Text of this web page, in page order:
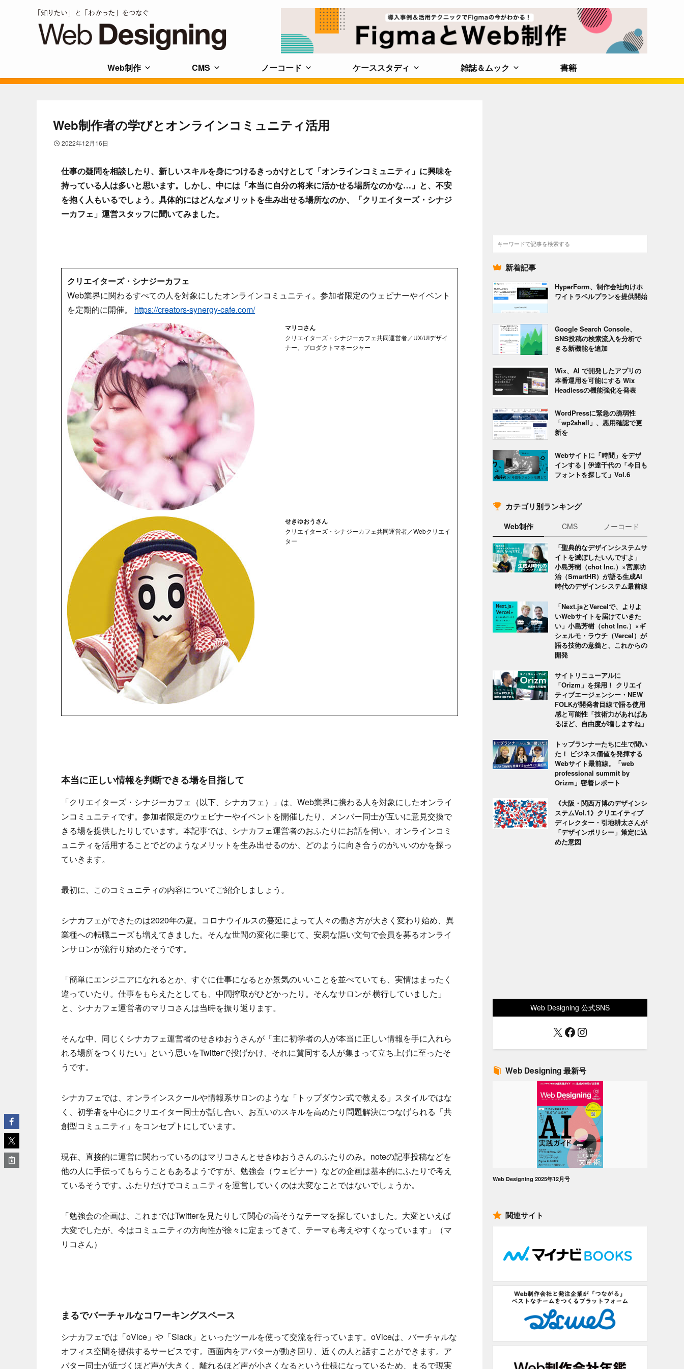
Web制作 CMS ノーコード ケーススタディ 雑誌＆ムック 書籍
Web制作者の学びとオンラインコミュニティ活用
2022年12月16日
仕事の疑問を相談したり、新しいスキルを身につけるきっかけとして「オンラインコミュニティ」に興味を
持っている人は多いと思います。しかし、中には「本当に自分の将来に活かせる場所なのかな…」と、不安
を抱く人もいるでしょう。具体的にはどんなメリットを生み出せる場所なのか、「クリエイターズ・シナジ
ーカフェ」運営スタッフに聞いてみました。
クリエイターズ・シナジーカフェ
Web業界に関わるすべての人を対象にしたオンラインコミュニティ。参加者限定のウェビナーやイベント
を定期的に開催。 https://creators-synergy-cafe.com/
マリコさん
クリエイターズ・シナジーカフェ共同運営者／UX/UIデザイ
ナー、プロダクトマネージャー
せきゆおうさん
クリエイターズ・シナジーカフェ共同運営者／Webクリエイ
ター
本当に正しい情報を判断できる場を目指して
「クリエイターズ・シナジーカフェ（以下、シナカフェ）」は、Web業界に携わる人を対象にしたオンライ
ンコミュニティです。参加者限定のウェビナーやイベントを開催したり、メンバー同士が互いに意見交換で
きる場を提供したりしています。本記事では、シナカフェ運営者のおふたりにお話を伺い、オンラインコミ
ュニティを活用することでどのようなメリットを生み出せるのか、どのように向き合うのがいいのかを探っ
ていきます。
最初に、このコミュニティの内容についてご紹介しましょう。
シナカフェができたのは2020年の夏。コロナウイルスの蔓延によって人々の働き方が大きく変わり始め、異
業種への転職ニーズも増えてきました。そんな世間の変化に乗じて、安易な謳い文句で会員を募るオンライ
ンサロンが流行り始めたそうです。
「簡単にエンジニアになれるとか、すぐに仕事になるとか景気のいいことを並べていても、実情はまったく
違っていたり。仕事をもらえたとしても、中間搾取がひどかったり。そんなサロンが 横行していました」
と、シナカフェ運営者のマリコさんは当時を振り返ります。
そんな中、同じくシナカフェ運営者のせきゆおうさんが「主に初学者の人が本当に正しい情報を手に入れら
れる場所をつくりたい」という思いをTwitterで投げかけ、それに賛同する人が集まって立ち上げに至ったそ
うです。
シナカフェでは、オンラインスクールや情報系サロンのような「トップダウン式で教える」スタイルではな
く、初学者を中心にクリエイター同士が話し合い、お互いのスキルを高めたり問題解決につなげられる「共
創型コミュニティ」をコンセプトにしています。
現在、直接的に運営に関わっているのはマリコさんとせきゆおうさんのふたりのみ。noteの記事投稿などを
他の人に手伝ってもらうこともあるようですが、勉強会（ウェビナー）などの企画は基本的にふたりで考え
ているそうです。ふたりだけでコミュニティを運営していくのは大変なことではないでしょうか。
「勉強会の企画は、これまではTwitterを見たりして関心の高そうなテーマを探していました。大変といえば
大変でしたが、今はコミュニティの方向性が徐々に定まってきて、テーマも考えやすくなっています」（マ
リコさん）
まるでバーチャルなコワーキングスペース
シナカフェでは「oVice」や「Slack」といったツールを使って交流を行っています。oViceは、バーチャルな
オフィス空間を提供するサービスです。画面内をアバターが動き回り、近くの人と話すことができます。ア
バター同士が近づくほど声が大きく、離れるほど声が小さくなるという仕様になっているため、まるで現実
検
索
新着記事
HyperForm、制作会社向けホ
ワイトラベルプランを提供開始
Google Search Console、
SNS投稿の検索流入を分析で
きる新機能を追加
Wix、AI で開発したアプリの
本番運用を可能にする Wix
Headlessの機能強化を発表
WordPressに緊急の脆弱性
「wp2shell」、悪用確認で更
新を
Webサイトに「時間」をデザ
インする｜伊達千代の「今日も
フォントを探して」Vol.6
カテゴリ別ランキング
Web制作 CMS ノーコード
「聖典的なデザインシステムサ
イトを滅ぼしたいんですよ」
小島芳樹（chot Inc.）×宮原功
治（SmartHR）が語る生成AI
時代のデザインシステム最前線
「Next.jsとVercelで、よりよ
いWebサイトを届けていきた
い」小島芳樹（chot Inc.）×ギ
シェルモ・ラウチ（Vercel）が
語る技術の意義と、これからの
開発
サイトリニューアルに
「Orizm」を採用！ クリエイ
ティブエージェンシー・NEW
FOLKが開発者目線で語る使用
感と可能性「技術力があればあ
るほど、自由度が増しますね」
トップランナーたちに生で聞い
た！ ビジネス価値を発揮する
Webサイト最前線。「web
professional summit by
Orizm」密着レポート
《大阪・関西万博のデザインシ
ステムVol.1》クリエイティブ
ディレクター・引地耕太さんが
「デザインポリシー」策定に込
めた意図
Web Designing 公式SNS
X Facebook
Instagram
Web Designing 最新号
Web Designing 2025年12月号
関連サイト